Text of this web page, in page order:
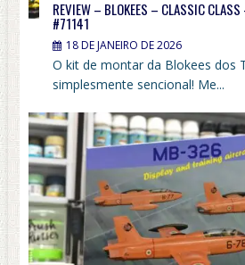
REVIEW – BLOKEES – CLASSIC
#71141
18 DE JANEIRO DE 2026
O kit de montar da Blokees dos
simplesmente sencional! Me...